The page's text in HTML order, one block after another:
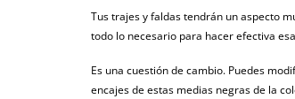
Tus trajes y faldas tendrán un aspecto
todo lo necesario para hacer efectiva
Es una cuestión de cambio. Puedes
encajes de estas medias negras de la